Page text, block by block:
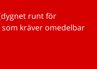
runt för
kräver omedelbar